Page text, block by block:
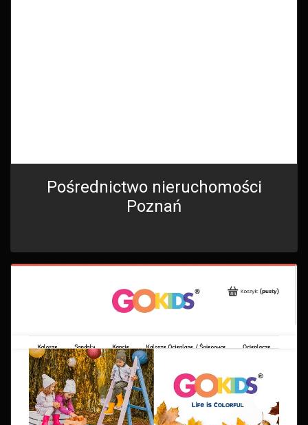
Pośrednictwo nieruchomości
Poznań